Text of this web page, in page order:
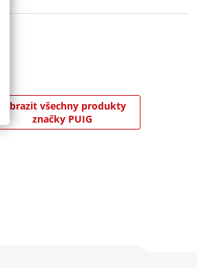
Zobrazit všechny produkty
značky PUIG